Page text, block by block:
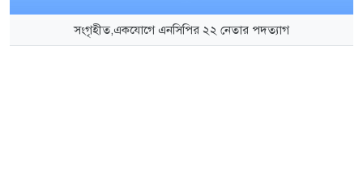
সংগৃহীত,একযোগে এনসিপির ২২ নেতার পদত্যাগ